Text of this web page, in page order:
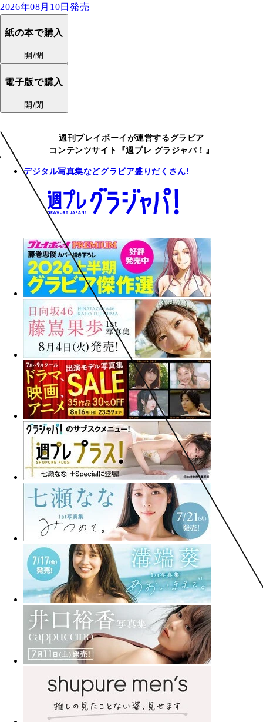
2026年08月10日発売
紙の本で購入
開/閉
電子版で購入
開/閉
週刊プレイボーイが運営するグラビア
コンテンツサイト『週プレ グラジャパ！』
デジタル写真集などグラビア盛りだくさん!